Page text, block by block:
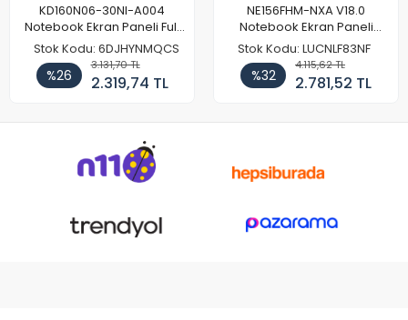
KD160N06-30NI-A004
Notebook Ekran Paneli Full
HD
Stok Kodu: 6DJHYNMQCS
%26
3.131,70 TL
2.319,74 TL
NE156FHM-NXA V18.0
Notebook Ekran Paneli
144Hz
Stok Kodu: LUCNLF83NF
%32
4.115,62 TL
2.781,52 TL